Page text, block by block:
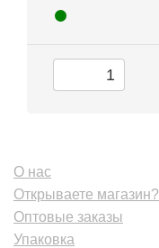
О нас
Открываете магазин?
Оптовые заказы
Упаковка